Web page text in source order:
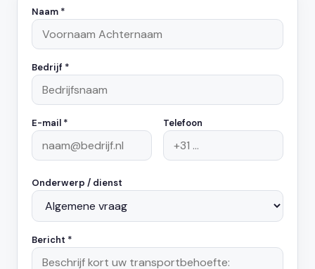
Naam *
Bedrijf *
E-mail * Telefoon
Onderwerp / dienst
Bericht *